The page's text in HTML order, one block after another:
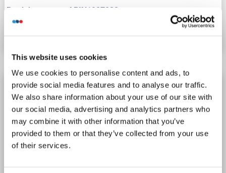
This website uses cookies
We use cookies to personalise content and ads, to
provide social media features and to analyse our traffic.
We also share information about your use of our site with
our social media, advertising and analytics partners who
may combine it with other information that you’ve
provided to them or that they’ve collected from your use
of their services.
Produktnummer ABIN1927232
Details
PRSS16 Antikörper (AA 52-81) (APC)
PRSS16 Reaktivität: Human, Maus
WB, ELISA
Wirt: Kaninchen
Polyclonal
Produktnummer ABIN1927230